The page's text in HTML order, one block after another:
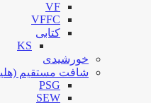
VF
VFFC
کتابی
KS
خورشیدی
شافت مستقیم
PSG
SEW